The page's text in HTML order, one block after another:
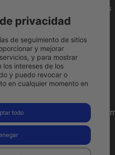
Política
cookies
Política
de
privacidad
Condiciones
devolución
Pago
de
Madrid,
Madrid
Llámanos
ahora
916 97
Ver en
reservados
privacidad
de seguimiento de sitios
y mejorar
y para mostrar
los intereses de los
y puedo revocar o
en cualquier momento en
todo